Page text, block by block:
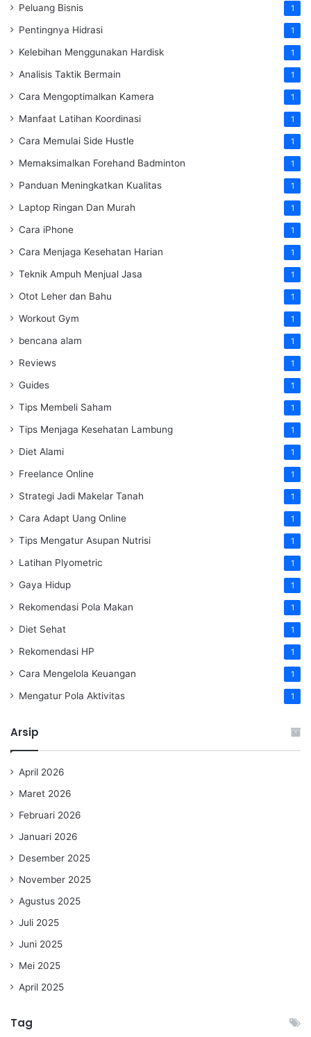
Peluang Bisnis 1
Pentingnya Hidrasi 1
Kelebihan Menggunakan Hardisk 1
Analisis Taktik Bermain 1
Cara Mengoptimalkan Kamera 1
Manfaat Latihan Koordinasi 1
Cara Memulai Side Hustle 1
Memaksimalkan Forehand Badminton 1
Panduan Meningkatkan Kualitas 1
Laptop Ringan Dan Murah 1
Cara iPhone 1
Cara Menjaga Kesehatan Harian 1
Teknik Ampuh Menjual Jasa 1
Otot Leher dan Bahu 1
Workout Gym 1
bencana alam 1
Reviews 1
Guides 1
Tips Membeli Saham 1
Tips Menjaga Kesehatan Lambung 1
Diet Alami 1
Freelance Online 1
Strategi Jadi Makelar Tanah 1
Cara Adapt Uang Online 1
Tips Mengatur Asupan Nutrisi 1
Latihan Plyometric 1
Gaya Hidup 1
Rekomendasi Pola Makan 1
Diet Sehat 1
Rekomendasi HP 1
Cara Mengelola Keuangan 1
Mengatur Pola Aktivitas 1
Arsip
April 2026
Maret 2026
Februari 2026
Januari 2026
Desember 2025
November 2025
Agustus 2025
Juli 2025
Juni 2025
Mei 2025
April 2025
Tag